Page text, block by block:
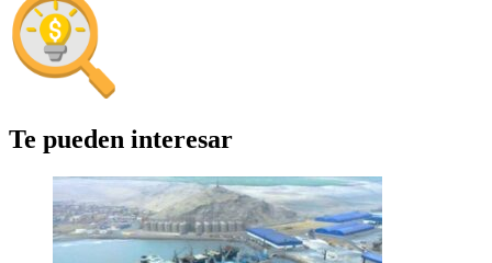
Te pueden interesar